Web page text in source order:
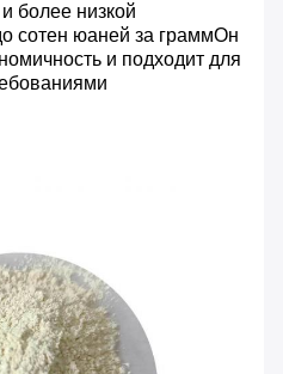
более низкой
сотен юаней за граммОн
и подходит для